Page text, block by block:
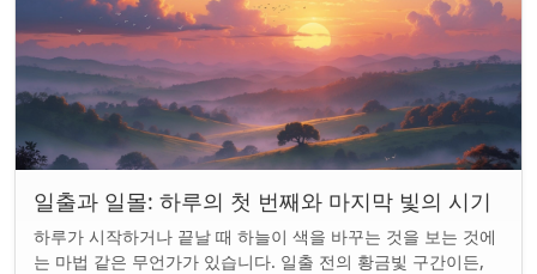
일출과 일몰: 하루의 첫 번째와 마지막 빛의 시기
하루가 시작하거나 끝날 때 하늘이 색을 바꾸는 것을 보는 것에
는 마법 같은 무언가가 있습니다. 일출 전의 황금빛 구간이든,